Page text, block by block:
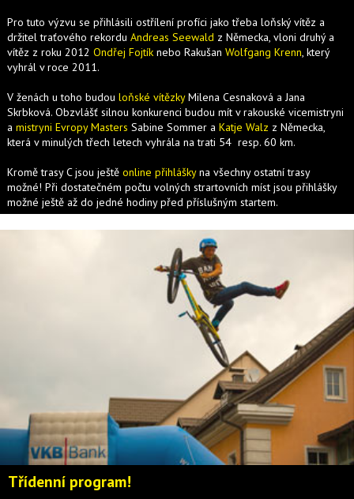
Pro tuto výzvu se přihlásili ostřílení profíci jako třeba loňský vítěz a
držitel traťového rekordu Andreas Seewald z Německa, vloni druhý a
vítěz z roku 2012 Ondřej Fojtík nebo Rakušan Wolfgang Krenn, který
vyhrál v roce 2011.
V ženách u toho budou loňské vítězkyMilena Cesnaková a Jana
Skrbková. Obzvlášť silnou konkurenci budou mít v rakouské vicemistryni
a mistryni Evropy Masters Sabine Sommer a Katje Walz z Německa,
která v minulých třech letech vyhrála na trati 54 resp. 60 km.
Kromě trasy C jsou ještě online přihláškyna všechny ostatní trasy
možné! Při dostatečném počtu volných strartovních míst jsou přihlášky
možné ještě až do jedné hodiny před příslušným startem.
Třídenní program!